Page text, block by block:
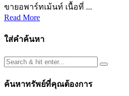
ขายอพาร์ทเม้นท์ เนื้อที่ ...
Read More
ใส่คำค้นหา
ค้นหาทรัพย์ที่คุณต้องการ